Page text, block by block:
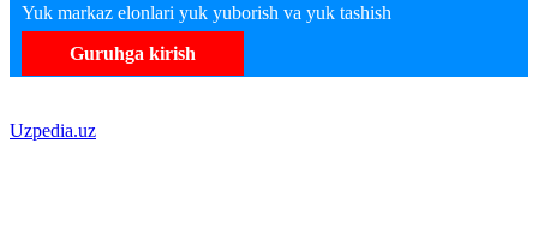
Yuk markaz elonlari yuk yuborish va yuk tashish
Guruhga kirish
Uzpedia.uz